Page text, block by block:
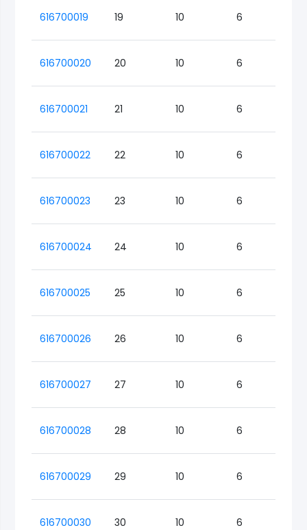
616700019 19 10 6
616700020 20 10 6
616700021 21 10 6
616700022 22 10 6
616700023 23 10 6
616700024 24 10 6
616700025 25 10 6
616700026 26 10 6
616700027 27 10 6
616700028 28 10 6
616700029 29 10 6
616700030 30 10 6